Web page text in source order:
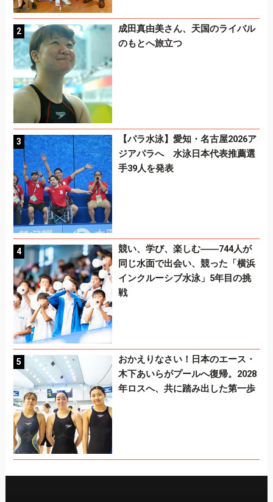
成田真由美さん、天国のライバル
のもとへ旅立つ
【パラ水泳】愛知・名古屋2026ア
ジアパラへ 水泳日本代表推薦選
手39人を発表
競い、学び、楽しむ――744人が
同じ水面で出会い、競った「横浜
インクルーシブ水泳」5年目の挑
戦
おかえりなさい！日本のエース・
木下あいらがプールへ復帰。2028
年ロスへ、共に踏み出した第一歩